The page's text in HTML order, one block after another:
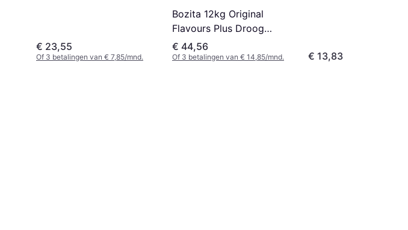
€ 23,55
Of 3 betalingen van € 7,85/mnd.
Bozita 12kg Original
Flavours Plus Droog
Hondenvoer
€ 44,56
Of 3 betalingen van € 14,85/mnd. € 13,83